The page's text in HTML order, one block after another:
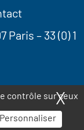
contrôle sur ceux
Personnaliser
X
Paris – 33 (0) 1